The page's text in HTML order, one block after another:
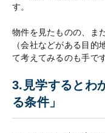
す。
物件を見たものの、ま
（会社などがある目的
て考えてみるのも手です
3.見学するとわ
る条件」